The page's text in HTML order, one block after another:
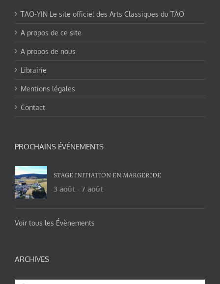
TAO-YIN Le site officiel des Arts Classiques du TAO
A propos de ce site
A propos de nous
Librairie
Mentions légales
Contact
PROCHAINS ÉVÉNEMENTS
STAGE INITIATION EN MARGERIDE
3 août - 7 août
Voir tous les Évènements
ARCHIVES